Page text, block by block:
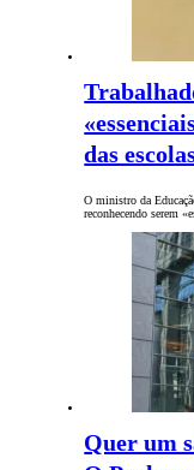
das
O ministro da
reconhecendo serem
Quer um